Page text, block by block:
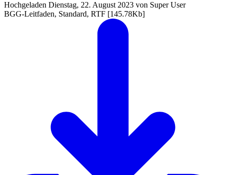
Hochgeladen Dienstag, 22. August 2023 von Super User
BGG-Leitfaden, Standard, RTF [145.78Kb]